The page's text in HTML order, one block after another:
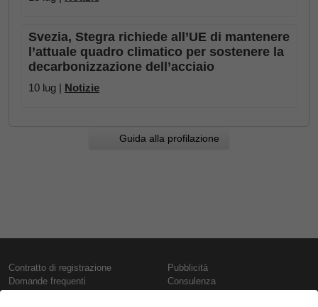
Svezia, Stegra richiede all’UE di mantenere
l’attuale quadro climatico per sostenere la
decarbonizzazione dell’acciaio
10 lug | Notizie
Guida alla profilazione
Contratto di registrazione
Domande frequenti
Pubblicità
Consulenza